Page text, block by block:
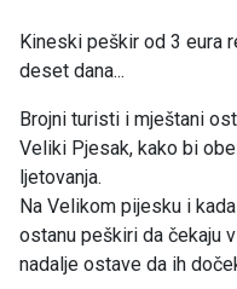
Kineski peškir od 3 eura
deset dana...
Brojni turisti i mještani
Veliki Pjesak, kako bi
ljetovanja.
Na Velikom pijesku i
ostanu peškiri da čekaju
nadalje ostave da ih